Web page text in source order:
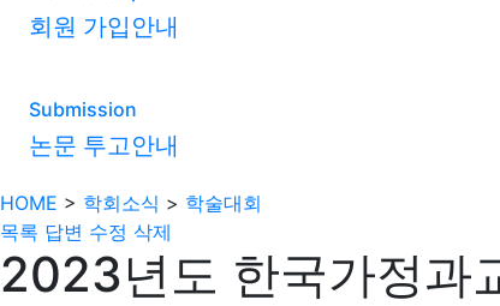
회원 가입안내
Submission
논문 투고안내
HOME > 학회소식 > 학술대회
목록 답변 수정 삭제
2023년도 한국가정과